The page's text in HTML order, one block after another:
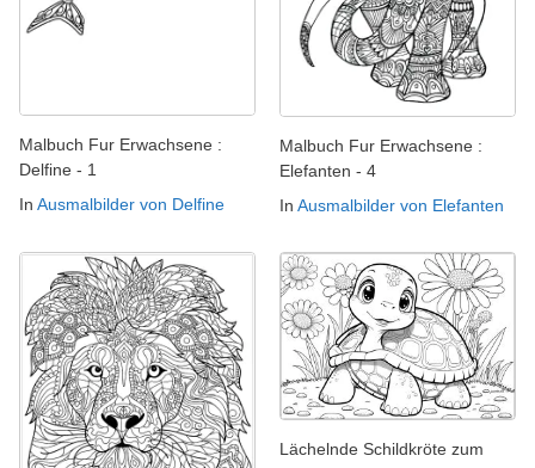
Malbuch Fur Erwachsene :
Delfine - 1
In Ausmalbilder von Delfine
Malbuch Fur Erwachsene :
Elefanten - 4
In Ausmalbilder von Elefanten
Lächelnde Schildkröte zum